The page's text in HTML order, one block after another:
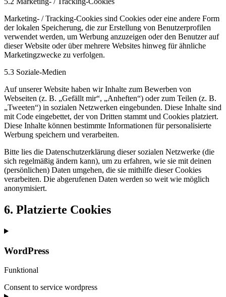
Marketing- / Tracking-Cookies sind Cookies oder eine andere Form
der lokalen Speicherung, die zur Erstellung von Benutzerprofilen
verwendet werden, um Werbung anzuzeigen oder den Benutzer auf
dieser Website oder über mehrere Websites hinweg für ähnliche
Marketingzwecke zu verfolgen.
5.3 Soziale-Medien
Auf unserer Website haben wir Inhalte zum Bewerben von
Webseiten (z. B. „Gefällt mir“, „Anheften“) oder zum Teilen (z. B.
„Tweeten“) in sozialen Netzwerken eingebunden. Diese Inhalte sind
mit Code eingebettet, der von Dritten stammt und Cookies platziert.
Diese Inhalte können bestimmte Informationen für personalisierte
Werbung speichern und verarbeiten.
Bitte lies die Datenschutzerklärung dieser sozialen Netzwerke (die
sich regelmäßig ändern kann), um zu erfahren, wie sie mit deinen
(persönlichen) Daten umgehen, die sie mithilfe dieser Cookies
verarbeiten. Die abgerufenen Daten werden so weit wie möglich
anonymisiert.
6. Platzierte Cookies
WordPress
Funktional
Consent to service wordpress